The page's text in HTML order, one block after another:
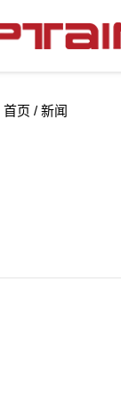
首页 / 新闻